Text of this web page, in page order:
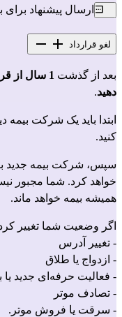
ارسال پیشنهاد برای
لغو قرارداد
بعد از گذشت 1 سال از قرارداد،
دهید.
کنید.
همیشه بیمه خواهد ماند.
اگر وضعیت شما تغییر کرد، لازم
- تغییر آدرس
- ازدواج یا طلاق
- فعالیت حرفه‌ای جدید یا بازنشستگی
- تصادف موتر
- سرقت یا فروش موتر.